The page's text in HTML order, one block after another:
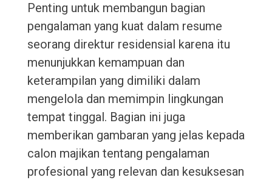
Penting untuk membangun bagian
pengalaman yang kuat dalam resume
seorang direktur residensial karena itu
menunjukkan kemampuan dan
keterampilan yang dimiliki dalam
mengelola dan memimpin lingkungan
tempat tinggal. Bagian ini juga
memberikan gambaran yang jelas kepada
calon majikan tentang pengalaman
profesional yang relevan dan kesuksesan